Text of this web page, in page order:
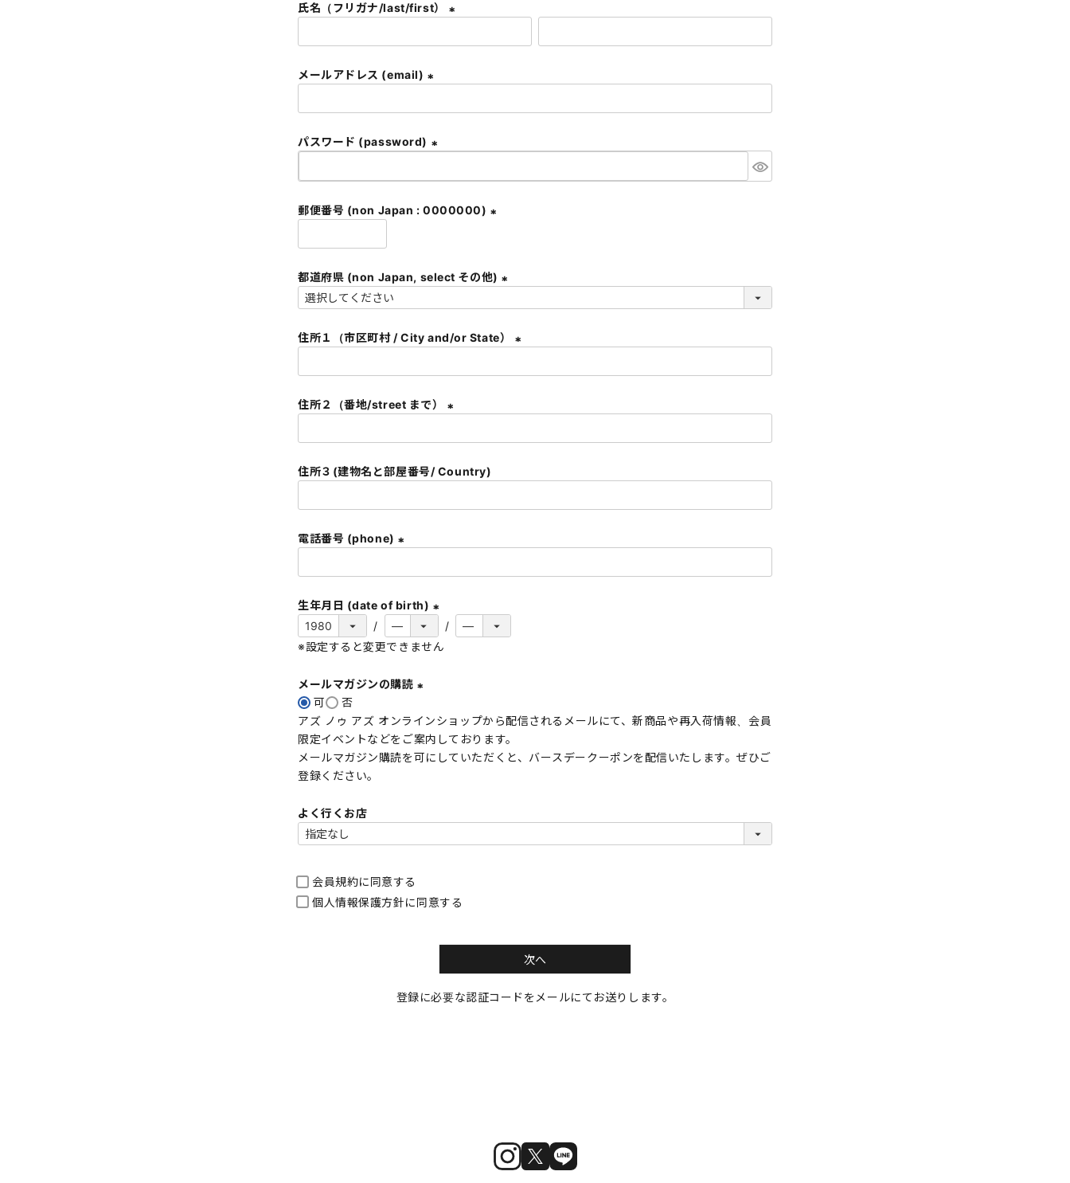
)
氏名（フリガナ/last/first）
必
)
メールアドレス (email)
必
)
パスワード (password)
必
須
郵便番号 (non Japan : 0000000)
須
)
都道府県 (non Japan, select その他)
須
住所１（市区町村 / City and/or State）
必
)
住所２（番地/street まで）
必
)
住所３(建物名と部屋番号/ Country)
電話番号 (phone)
必
須
)
生年月日 (date of birth)
必
※設定すると変更できません
メールマガジンの購読
必
須
)
可
否
アズ ノゥ アズ オンラインショップから配信されるメールにて、新商品や再入荷情報、会員
限定イベントなどをご案内しております。
メールマガジン購読を可にしていただくと、バースデークーポンを配信いたします。ぜひご
登録ください。
よく行くお店
会員規約に同意する
個人情報保護方針に同意する
次へ
登録に必要な認証コードをメールにてお送りします。